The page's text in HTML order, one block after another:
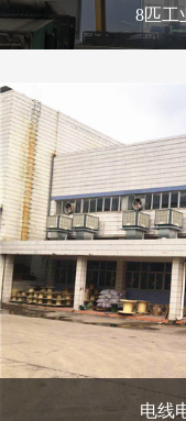
8匹工
电线